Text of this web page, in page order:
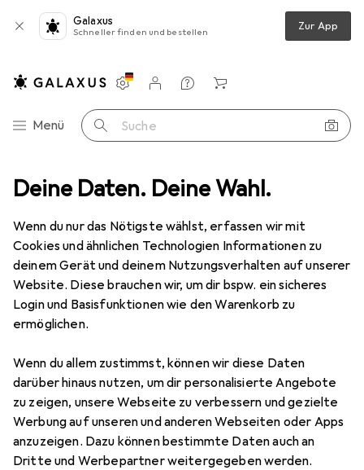
Deine Daten. Deine Wahl.
Wenn du nur das Nötigste wählst, erfassen wir mit
Cookies und ähnlichen Technologien Informationen zu
deinem Gerät und deinem Nutzungsverhalten auf unserer
Website. Diese brauchen wir, um dir bspw. ein sicheres
Login und Basisfunktionen wie den Warenkorb zu
ermöglichen.
Wenn du allem zustimmst, können wir diese Daten
darüber hinaus nutzen, um dir personalisierte Angebote
zu zeigen, unsere Webseite zu verbessern und gezielte
Werbung auf unseren und anderen Webseiten oder Apps
anzuzeigen. Dazu können bestimmte Daten auch an
Dritte und Werbepartner weitergegeben werden.
Galaxus
Schneller finden und bestellen Zur App
Navigation nach Kategorien
Menü Suche
Einstellungen
Kundenkonto
Vergleichslisten
Merklisten
Warenkorb
Batterien + Akkus Batterien + Akkus Ansmann Silveroxid SR69
4 Bilder
MENGENRABATT
AnsmannSilveroxid SR69
1 Stk., SR69, 26 mAh
Preis in EUR inkl. MwSt.
EUR
4,46
Schneller lieferbar